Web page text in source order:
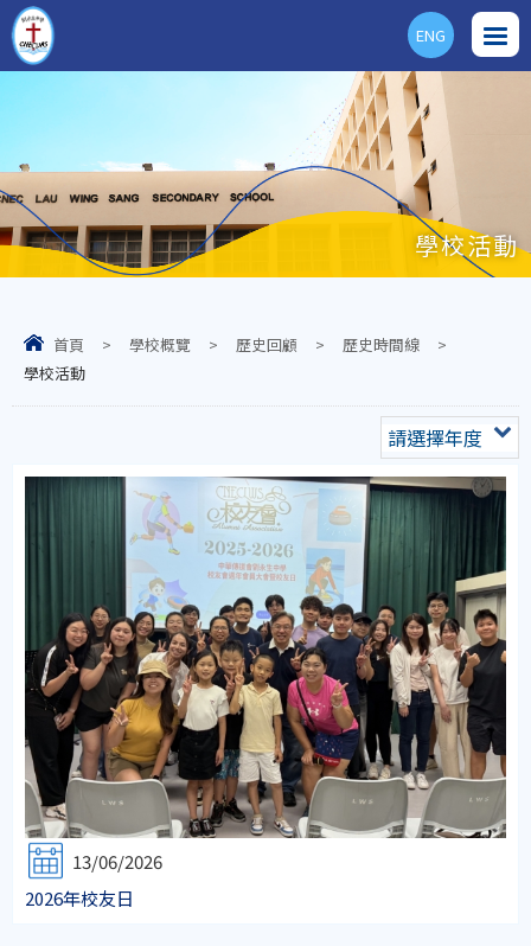
ENG
學校活動
首頁 > 學校概覽 > 歷史回顧 > 歷史時間線
>
學校活動
請選擇年度
13/06/2026
2026年校友日